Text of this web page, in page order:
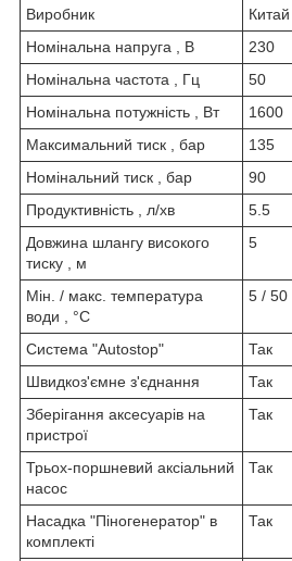
Виробник
Китай
Номінальна напруга , В
230
Номінальна частота , Гц
50
Номінальна потужність , Вт
1600
Максимальний тиск , бар
135
Номінальний тиск , бар
90
Продуктивність , л/хв
5.5
Довжина шлангу високого
тиску , м
5
Мін. / макс. температура
води , °C
5 / 50
Система "Autostop"
Так
Швидкоз'ємне з'єднання
Так
Зберігання аксесуарів на
пристрої
Так
Трьох-поршневий аксіальний
насос
Так
Насадка "Піногенератор" в
комплекті
Так